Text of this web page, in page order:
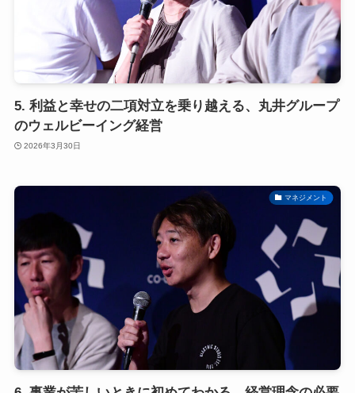
5. 利益と幸せの二項対立を乗り越える、丸井グループ
のウェルビーイング経営
2026年3月30日
マネジメント